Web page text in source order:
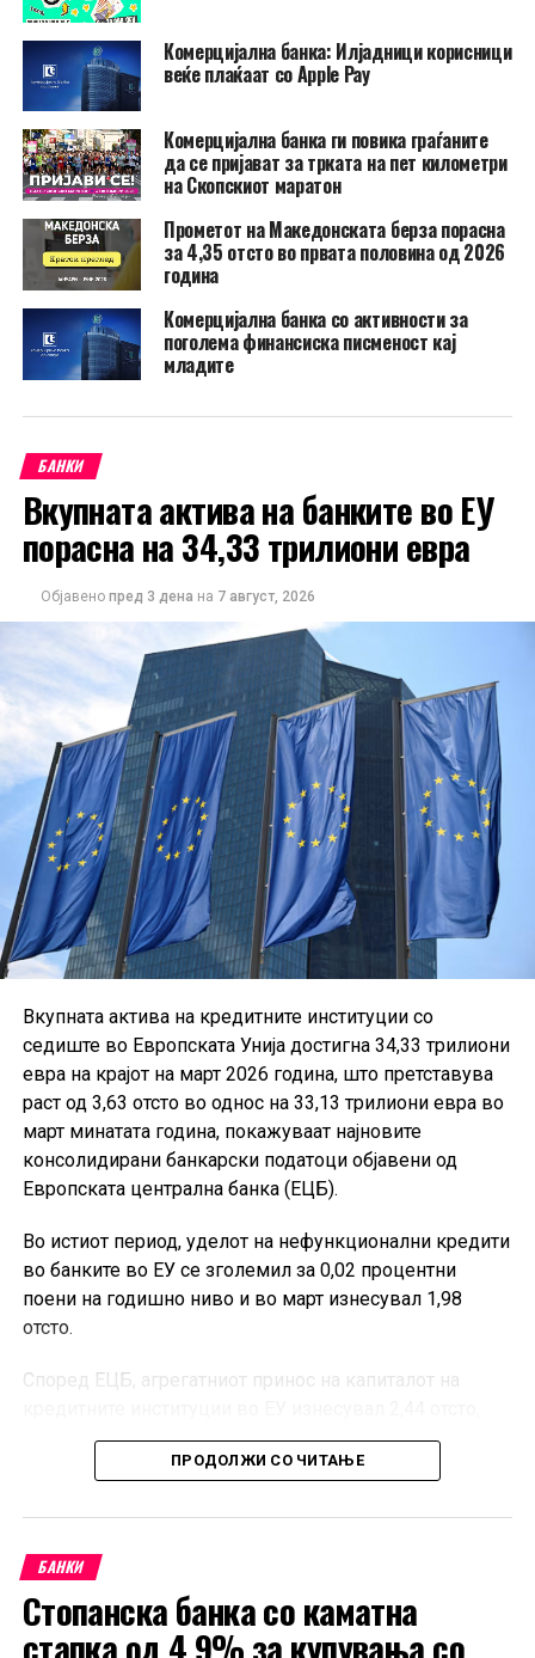
Комерцијална банка: Илјадници корисници
веќе плаќаат со Apple Pay
Комерцијална банка ги повика граѓаните
да се пријават за трката на пет километри
на Скопскиот маратон
Прометот на Македонската берза порасна
за 4,35 отсто во првата половина од 2026
година
Комерцијална банка со активности за
поголема финансиска писменост кај
младите
БАНКИ
Вкупната актива на банките во ЕУ
порасна на 34,33 трилиони евра
Објавено пред 3 дена на 7 август, 2026
Вкупната актива на кредитните институции со
седиште во Европската Унија достигна 34,33 трилиони
евра на крајот на март 2026 година, што претставува
раст од 3,63 отсто во однос на 33,13 трилиони евра во
март минатата година, покажуваат најновите
консолидирани банкарски податоци објавени од
Европската централна банка (ЕЦБ).
Во истиот период, уделот на нефункционални кредити
во банките во ЕУ се зголемил за 0,02 процентни
поени на годишно ниво и во март изнесувал 1,98
отсто.
Според ЕЦБ, агрегатниот принос на капиталот на
додека стапката на основен сопствен капитал од
највисок квалитет, односно CET1, била 16,27 отсто.
Објавените квартални податоци опфаќаат 335
институции, како и подружници и филијали под
контрола на субјекти надвор од ЕУ кои работат на
европскиот пазар. Според ЕЦБ, податоците покриваат
ПРОДОЛЖИ СО ЧИТАЊЕ
БАНКИ
Стопанска банка со каматна
стапка од 4,9% за купувања со